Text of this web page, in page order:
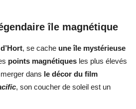
île magnétique
, se cache une île mystérieuse
points magnétiques les plus élevés
dans le décor du film
, son coucher de soleil est un